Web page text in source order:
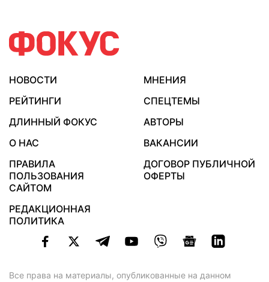
НОВОСТИ
МНЕНИЯ
РЕЙТИНГИ
СПЕЦТЕМЫ
ДЛИННЫЙ ФОКУС
АВТОРЫ
О НАС
ВАКАНСИИ
ПРАВИЛА
ПОЛЬЗОВАНИЯ
САЙТОМ
ДОГОВОР ПУБЛИЧНОЙ
ОФЕРТЫ
РЕДАКЦИОННАЯ
ПОЛИТИКА
Все права на материалы, опубликованные на данном